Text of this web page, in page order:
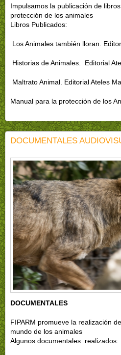
Impulsamos la publicación de
protección de los animales
Libros Publicados:
Los Animales también lloran.
Historias de Animales. Editorial
Maltrato Animal. Editorial Ateles
Manual para la protección de los
DOCUMENTALES
DOCUMENTALES
FIPARM promueve la realización
mundo de los animales
Algunos documentales realizados: